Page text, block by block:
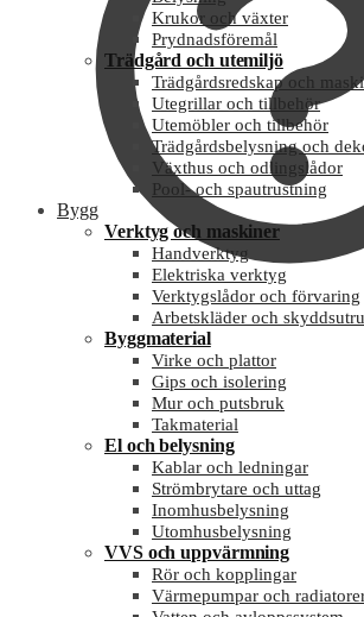
Krukor och växter
Prydnadsföremål
Trädgård och utemiljö
Trädgårdsredskap och
Utegrillar och tillbehör
Utemöbler och tillbehör
Trädgårdsbelysning och
Växthus och odlingslådor
Pool- och spautrustning
Bygg
Verktyg och maskiner
Handverktyg
Elektriska verktyg
Verktygslådor och förvaring
Arbetskläder och
Byggmaterial
Virke och plattor
Gips och isolering
Mur och putsbruk
Takmaterial
El och belysning
Kablar och ledningar
Strömbrytare och uttag
Inomhusbelysning
Utomhusbelysning
VVS och uppvärmning
Rör och kopplingar
Värmepumpar och